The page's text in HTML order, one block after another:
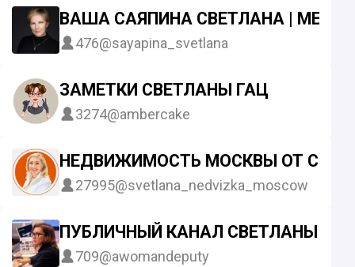
ВАША САЯПИНА СВЕТЛАНА |
476@sayapina_svetlana
ЗАМЕТКИ СВЕТЛАНЫ ГАЦ
3274@ambercake
НЕДВИЖИМОСТЬ МОСКВЫ ОТ
27995@svetlana_nedvizka_moscow
ПУБЛИЧНЫЙ КАНАЛ СВЕТЛАНЫ К.
709@awomandeputy